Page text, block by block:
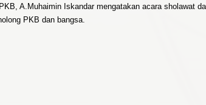
A.Muhaimin Iskandar mengatakan acara sholawat
PKB dan bangsa.